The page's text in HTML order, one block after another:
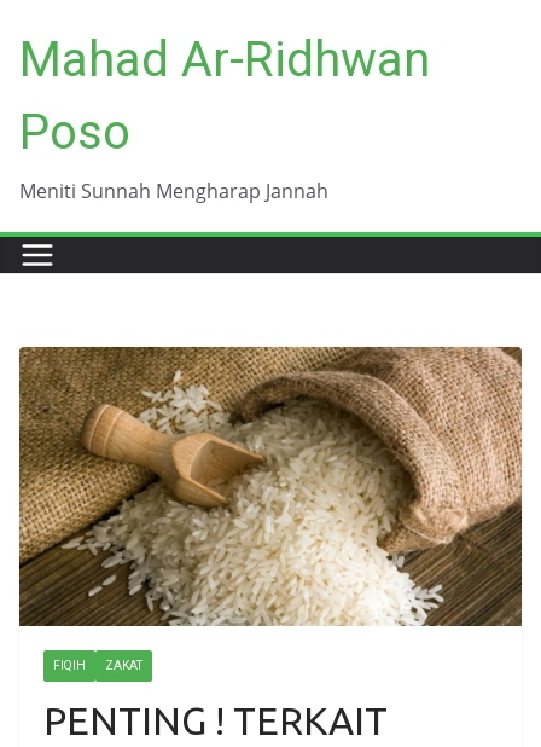
content
Mahad Ar-Ridhwan
Poso
Meniti Sunnah Mengharap Jannah
FIQIH ZAKAT
PENTING ! TERKAIT